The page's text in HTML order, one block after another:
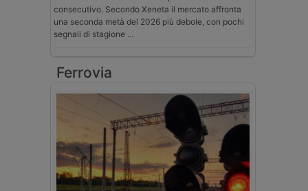
consecutivo. Secondo Xeneta il mercato affronta
una seconda metà del 2026 più debole, con pochi
segnali di stagione …
Ferrovia